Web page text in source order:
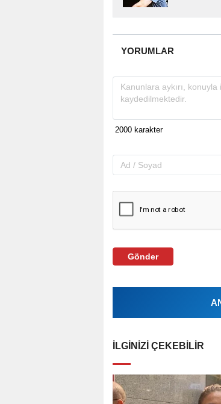
YORUMLAR
Gönder
İLGINIZI ÇEKEBILIR